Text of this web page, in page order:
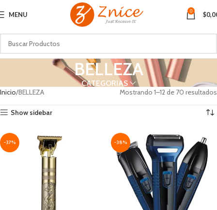
MENU 0 $
BELLEZA
CATEGORIAS
Inicio BELLEZA Mostrando 1–12 de 70 resultados
Show sidebar
-37% -38%